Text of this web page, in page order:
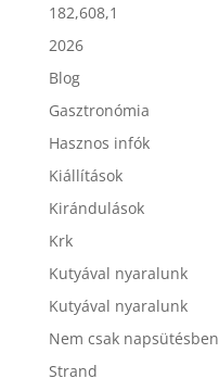
182,608,1
2026
Blog
Gasztronómia
Hasznos infók
Kiállítások
Kirándulások
Krk
Kutyával nyaralunk
Kutyával nyaralunk
Nem csak napsütésben
Strand